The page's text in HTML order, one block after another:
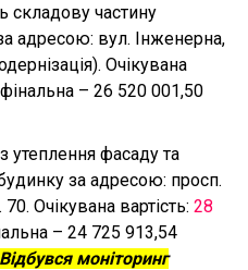
складову частину
адресою: вул. Інженерна,
Очікувана
– 26 520 001,50
утеплення фасаду та
за адресою: просп.
Очікувана вартість: 28
– 24 725 913,54
моніторинг